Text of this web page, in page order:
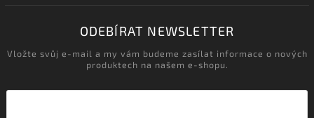
ODEBÍRAT NEWSLETTER
Vložte svůj e-mail a my vám budeme zasílat informace o nových
produktech na našem e-shopu.